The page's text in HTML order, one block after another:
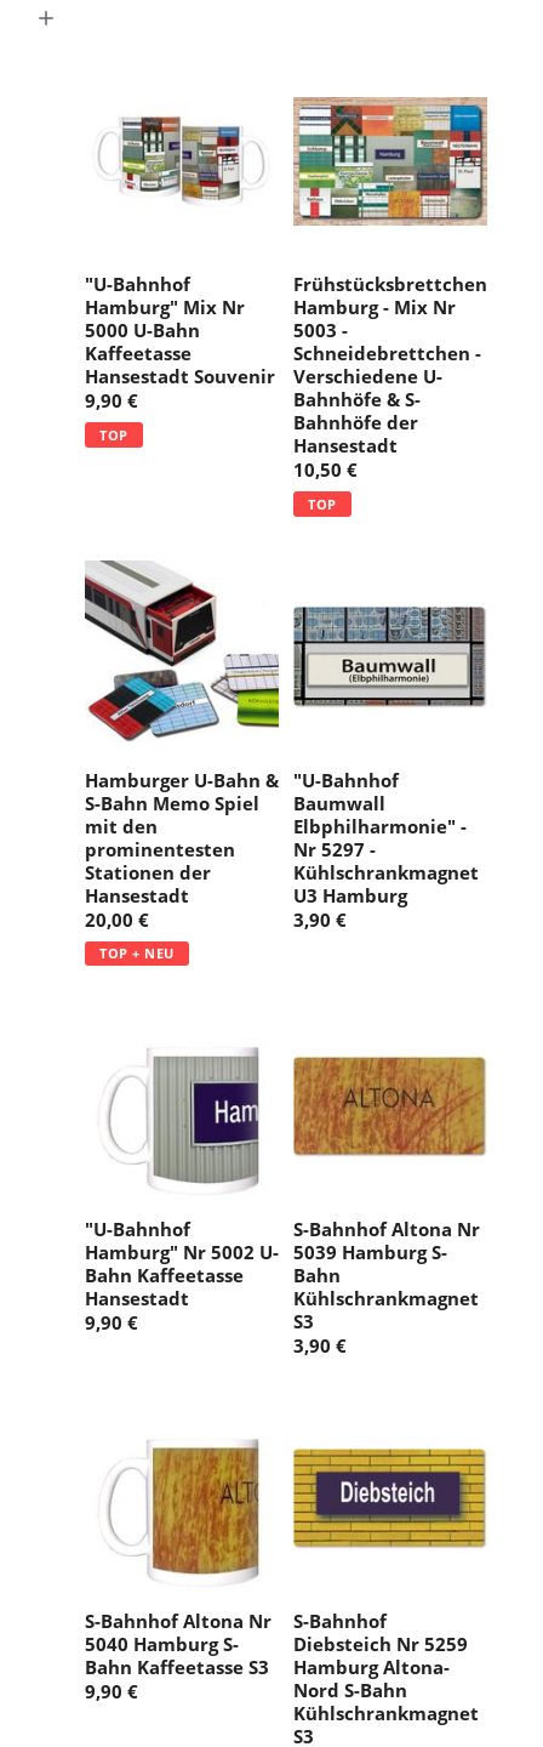
"U-Bahnhof
Hamburg" Mix Nr
5000 U-Bahn
Kaffeetasse
Hansestadt Souvenir
9,90 €
TOP
Frühstücksbrettchen
Hamburg - Mix Nr
5003 -
Schneidebrettchen -
Verschiedene U-
Bahnhöfe & S-
Bahnhöfe der
Hansestadt
10,50 €
TOP
Hamburger U-Bahn &
S-Bahn Memo Spiel
mit den
prominentesten
Stationen der
Hansestadt
20,00 €
TOP + NEU
"U-Bahnhof
Baumwall
Elbphilharmonie" -
Nr 5297 -
Kühlschrankmagnet
U3 Hamburg
3,90 €
"U-Bahnhof
Hamburg" Nr 5002 U-
Bahn Kaffeetasse
Hansestadt
9,90 €
S-Bahnhof Altona Nr
5039 Hamburg S-
Bahn
Kühlschrankmagnet
S3
3,90 €
S-Bahnhof Altona Nr
5040 Hamburg S-
Bahn Kaffeetasse S3
9,90 €
S-Bahnhof
Diebsteich Nr 5259
Hamburg Altona-
Nord S-Bahn
Kühlschrankmagnet
S3